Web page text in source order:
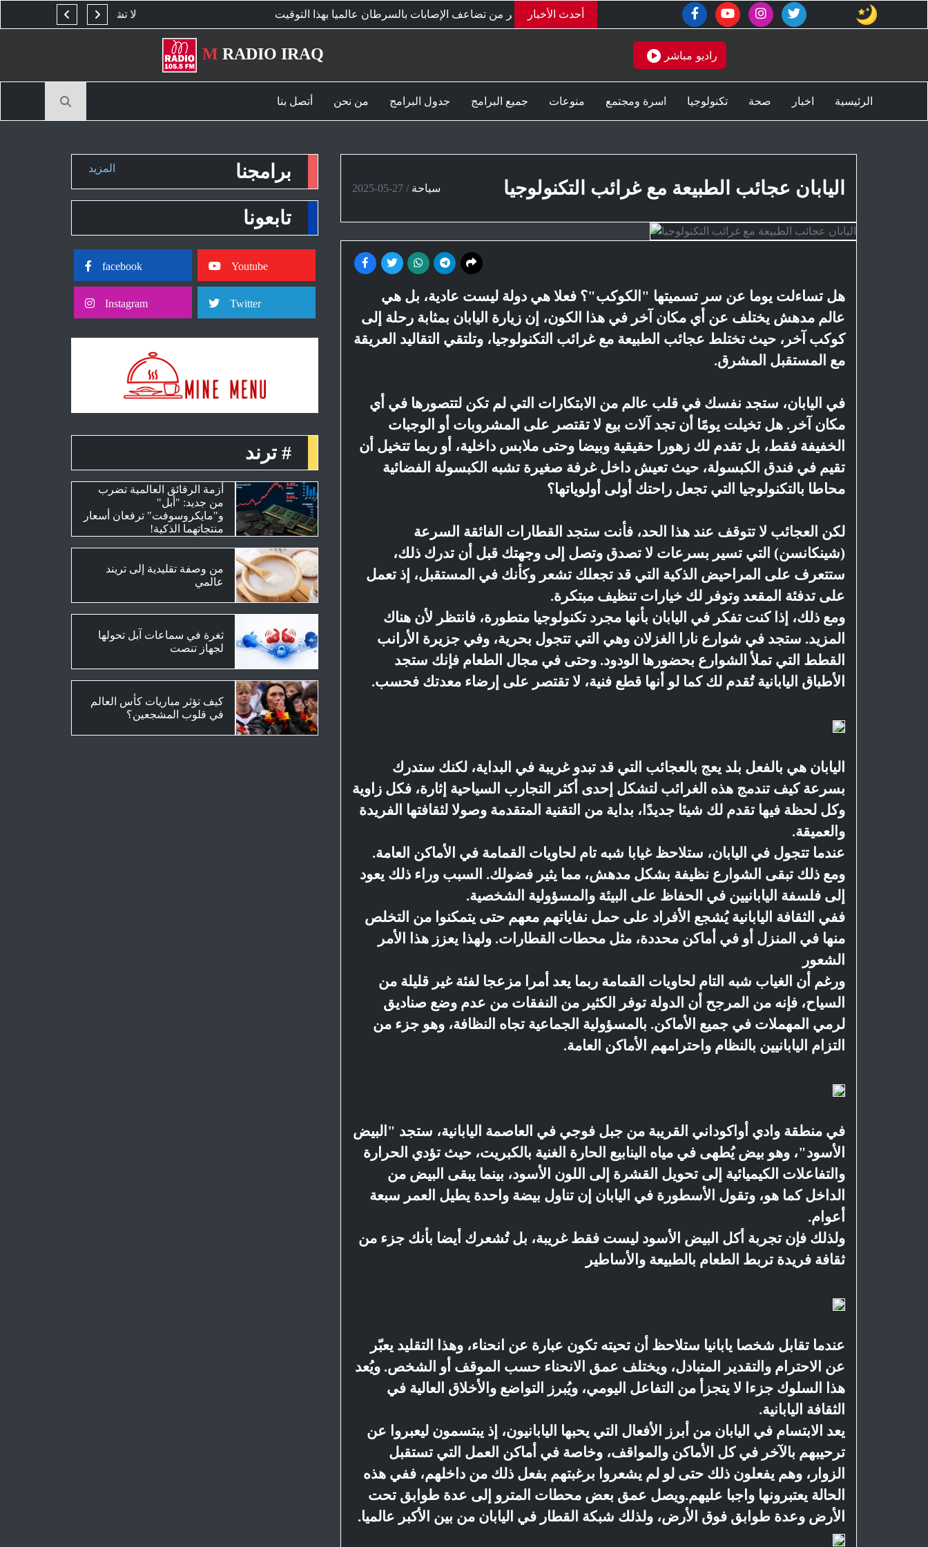
أحدث الأخبار موعد وقف بيع أجهزة "سويتش" في السعودية والإمارات تحذير من تضاعف الإصابات بالسرطان عالميا بهذا التوقيت لا تشحن هاتفك في السرير.. 6 أسباب تدفعك للتوقف عن هذه العادة
M RADIO IRAQ راديو مباشر
الرئيسية اخبار صحة تكنولوجيا اسرة ومجتمع منوعات جميع البرامج جدول البرامج من نحن أتصل بنا
اليابان عجائب الطبيعة مع غرائب التكنولوجيا سياحة /
2025-05-27
هل تساءلت يوما عن سر تسميتها "الكوكب"؟ فعلا هي دولة ليست عادية، بل هي
عالم مدهش يختلف عن أي مكان آخر في هذا الكون، إن زيارة اليابان بمثابة رحلة إلى
كوكب آخر، حيث تختلط عجائب الطبيعة مع غرائب التكنولوجيا، وتلتقي التقاليد العريقة
مع المستقبل المشرق.
في اليابان، ستجد نفسك في قلب عالم من الابتكارات التي لم تكن لتتصورها في أي
مكان آخر. هل تخيلت يومًا أن تجد آلات بيع لا تقتصر على المشروبات أو الوجبات
الخفيفة فقط، بل تقدم لك زهورا حقيقية وبيضا وحتى ملابس داخلية، أو ربما تتخيل أن
تقيم في فندق الكبسولة، حيث تعيش داخل غرفة صغيرة تشبه الكبسولة الفضائية
محاطا بالتكنولوجيا التي تجعل راحتك أولى أولوياتها؟
لكن العجائب لا تتوقف عند هذا الحد، فأنت ستجد القطارات الفائقة السرعة
(شينكانسن) التي تسير بسرعات لا تصدق وتصل إلى وجهتك قبل أن تدرك ذلك،
ستتعرف على المراحيض الذكية التي قد تجعلك تشعر وكأنك في المستقبل، إذ تعمل
على تدفئة المقعد وتوفر لك خيارات تنظيف مبتكرة.
ومع ذلك، إذا كنت تفكر في اليابان بأنها مجرد تكنولوجيا متطورة، فانتظر لأن هناك
المزيد. ستجد في شوارع نارا الغزلان وهي التي تتجول بحرية، وفي جزيرة الأرانب
القطط التي تملأ الشوارع بحضورها الودود. وحتى في مجال الطعام فإنك ستجد
الأطباق اليابانية تُقدم لك كما لو أنها قطع فنية، لا تقتصر على إرضاء معدتك فحسب.
اليابان هي بالفعل بلد يعج بالعجائب التي قد تبدو غريبة في البداية، لكنك ستدرك
بسرعة كيف تندمج هذه الغرائب لتشكل إحدى أكثر التجارب السياحية إثارة، فكل زاوية
وكل لحظة فيها تقدم لك شيئا جديدًا، بداية من التقنية المتقدمة وصولا لثقافتها الفريدة
والعميقة.
عندما تتجول في اليابان، ستلاحظ غيابا شبه تام لحاويات القمامة في الأماكن العامة.
ومع ذلك تبقى الشوارع نظيفة بشكل مدهش، مما يثير فضولك. السبب وراء ذلك يعود
إلى فلسفة اليابانيين في الحفاظ على البيئة والمسؤولية الشخصية.
ففي الثقافة اليابانية يُشجع الأفراد على حمل نفاياتهم معهم حتى يتمكنوا من التخلص
منها في المنزل أو في أماكن محددة، مثل محطات القطارات. ولهذا يعزز هذا الأمر
الشعور
ورغم أن الغياب شبه التام لحاويات القمامة ربما يعد أمرا مزعجا لفئة غير قليلة من
السياح، فإنه من المرجح أن الدولة توفر الكثير من النفقات من عدم وضع صناديق
لرمي المهملات في جميع الأماكن. بالمسؤولية الجماعية تجاه النظافة، وهو جزء من
التزام اليابانيين بالنظام واحترامهم الأماكن العامة.
في منطقة وادي أواكوداني القريبة من جبل فوجي في العاصمة اليابانية، ستجد "البيض
الأسود"، وهو بيض يُطهى في مياه الينابيع الحارة الغنية بالكبريت، حيث تؤدي الحرارة
والتفاعلات الكيميائية إلى تحويل القشرة إلى اللون الأسود، بينما يبقى البيض من
الداخل كما هو، وتقول الأسطورة في اليابان إن تناول بيضة واحدة يطيل العمر سبعة
أعوام.
ولذلك فإن تجربة أكل البيض الأسود ليست فقط غريبة، بل تُشعرك أيضا بأنك جزء من
ثقافة فريدة تربط الطعام بالطبيعة والأساطير
عندما تقابل شخصا يابانيا ستلاحظ أن تحيته تكون عبارة عن انحناء، وهذا التقليد يعبّر
عن الاحترام والتقدير المتبادل، ويختلف عمق الانحناء حسب الموقف أو الشخص. ويُعد
هذا السلوك جزءا لا يتجزأ من التفاعل اليومي، ويُبرز التواضع والأخلاق العالية في
الثقافة اليابانية.
يعد الابتسام في اليابان من أبرز الأفعال التي يحبها اليابانيون، إذ يبتسمون ليعبروا عن
ترحيبهم بالآخر في كل الأماكن والمواقف، وخاصة في أماكن العمل التي تستقبل
الزوار، وهم يفعلون ذلك حتى لو لم يشعروا برغبتهم بفعل ذلك من داخلهم، ففي هذه
الحالة يعتبرونها واجبا عليهم.ويصل عمق بعض محطات المترو إلى عدة طوابق تحت
الأرض وعدة طوابق فوق الأرض، ولذلك شبكة القطار في اليابان من بين الأكبر عالميا.
برامجنا المزيد
تابعونا
facebook Youtube
Instagram Twitter
# ترند
أزمة الرقائق العالمية تضرب
من جديد: "أبل"
و"مايكروسوفت" ترفعان أسعار
منتجاتهما الذكية!
من وصفة تقليدية إلى تريند
عالمي
ثغرة في سماعات آبل تحولها
لجهاز تنصت
كيف تؤثر مباريات كأس العالم
في قلوب المشجعين؟